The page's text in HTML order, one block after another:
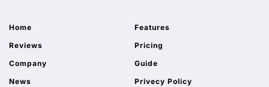
Home
Features
Reviews
Pricing
Company
Guide
News
Privecy Policy